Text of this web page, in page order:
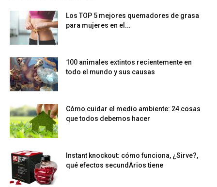
Los TOP 5 mejores quemadores de grasa
para mujeres en el...
100 animales extintos recientemente en
todo el mundo y sus causas
Cómo cuidar el medio ambiente: 24 cosas
que todos debemos hacer
Instant knockout: cómo funciona, ¿Sirve?,
qué efectos secundArios tiene